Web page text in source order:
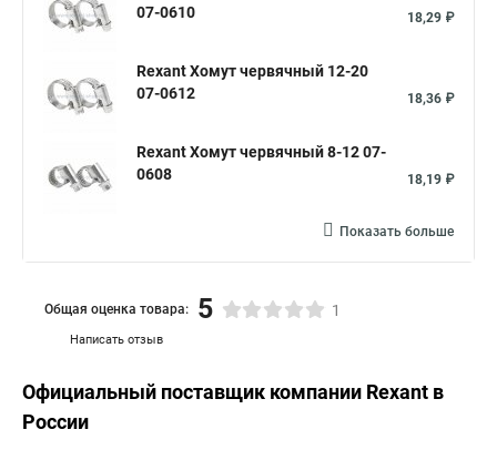
07-0610
18,29 ₽
Rexant Хомут червячный 12-20
07-0612
18,36 ₽
Rexant Хомут червячный 8-12 07-
0608
18,19 ₽
Показать больше
Написать отзыв
Общая оценка товара: 5 1
Официальный поставщик компании Rexant в
России